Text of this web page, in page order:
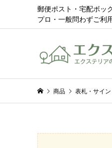
郵便ポスト・宅配ボッ
プロ・一般問わずご利
商品 表札・サイン